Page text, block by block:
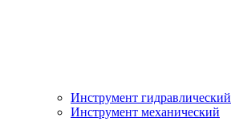
Инструмент гидравлический
Инструмент механический